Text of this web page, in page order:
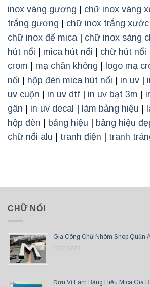
inox vàng gương | chữ inox vàng
trắng gương | chữ inox trắng xước
chữ inox đế mica | chữ inox sáng
hút nổi | mica hút nổi | chữ hút nổi
crom | mạ chân không | logo mạ
nổi | hộp đèn mica hút nổi | in uv |
uv cuộn | in uv dtf | in uv bạt 3m |
gân | in uv decal | làm bảng hiệu |
hộp đèn | bảng hiệu | bảng hiệu
chữ nổi alu | tranh điện | tranh
CHỮ NỔI
Gia Công Chữ Nhôm Shop Quần
15/11/2023
Đơn Vị Làm Bảng Hiệu Mica Giá